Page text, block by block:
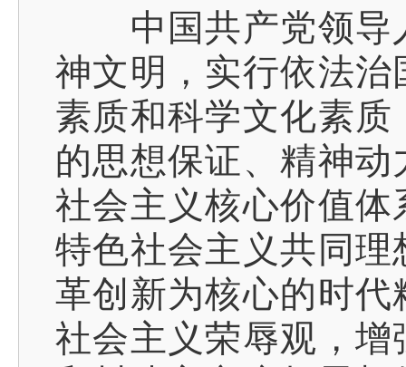
中国共产党领导
神文明，实行依法
素质和科学文化素
的思想保证、精神
社会主义核心价值
特色社会主义共同
革创新为核心的时
社会主义荣辱观，